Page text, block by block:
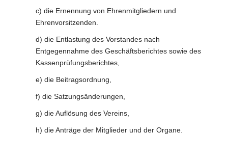
c) die Ernennung von Ehrenmitgliedern und
Ehrenvorsitzenden.
d) die Entlastung des Vorstandes nach
Entgegennahme des Geschäftsberichtes sowie des
Kassenprüfungsberichtes,
e) die Beitragsordnung,
f) die Satzungsänderungen,
g) die Auflösung des Vereins,
h) die Anträge der Mitglieder und der Organe.